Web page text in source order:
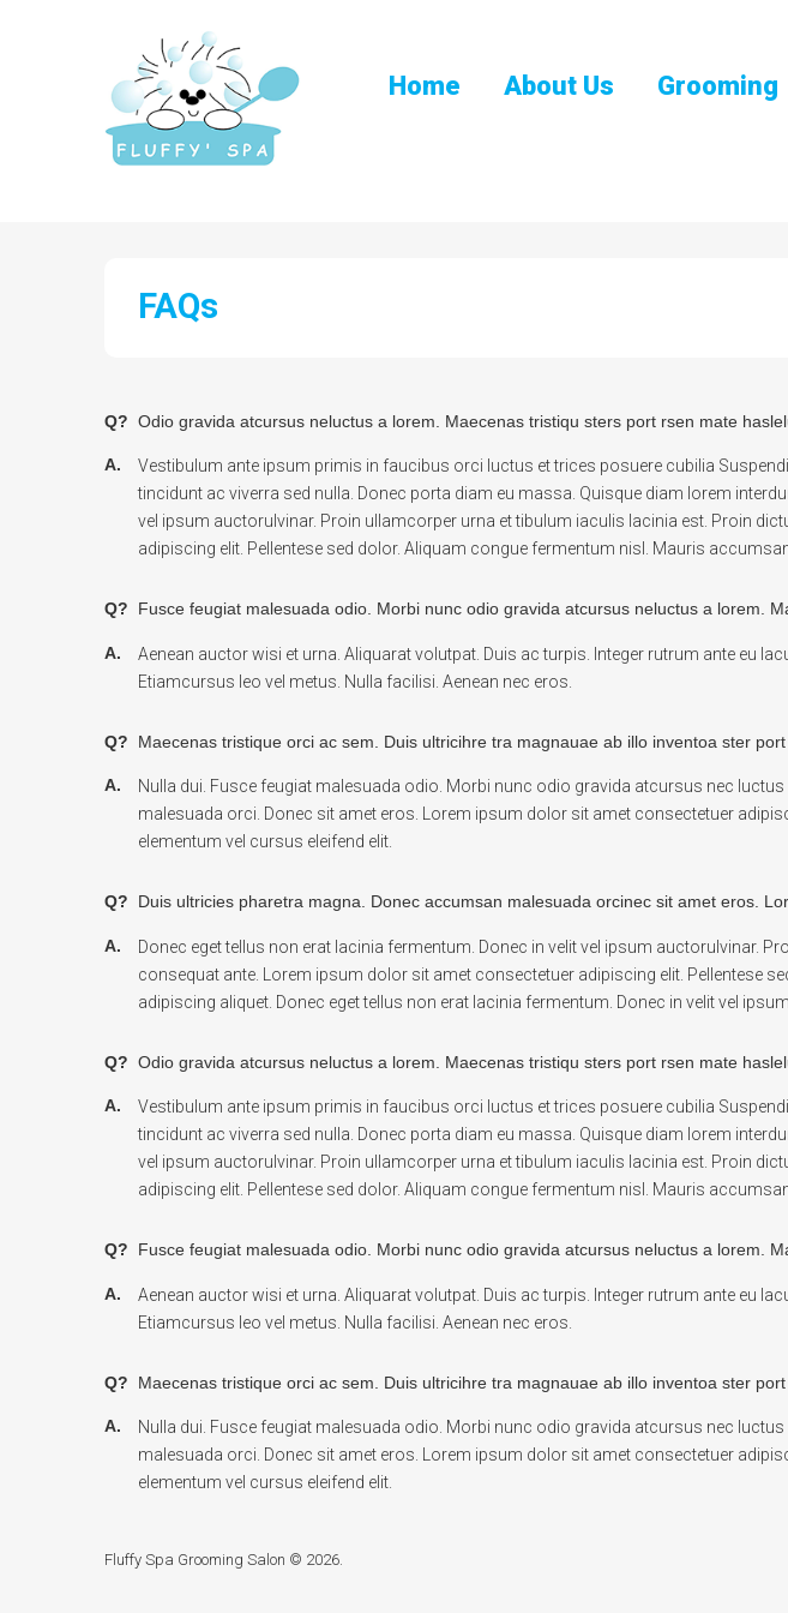
Home About Us Grooming
FAQs
Q? Odio gravida atcursus neluctus a lorem. Maecenas tristiqu sters port rsen mate
A.
Vestibulum ante ipsum primis in faucibus orci luctus et trices posuere cubilia
tincidunt ac viverra sed nulla. Donec porta diam eu massa. Quisque diam lorem
vel ipsum auctorulvinar. Proin ullamcorper urna et tibulum iaculis lacinia est. Proin
adipiscing elit. Pellentese sed dolor. Aliquam congue fermentum nisl. Mauris
Q? Fusce feugiat malesuada odio. Morbi nunc odio gravida atcursus neluctus a lorem.
A.
Aenean auctor wisi et urna. Aliquarat volutpat. Duis ac turpis. Integer rutrum ante eu
Etiamcursus leo vel metus. Nulla facilisi. Aenean nec eros.
Q? Maecenas tristique orci ac sem. Duis ultricihre tra magnauae ab illo inventoa ster
A.
Nulla dui. Fusce feugiat malesuada odio. Morbi nunc odio gravida atcursus nec
malesuada orci. Donec sit amet eros. Lorem ipsum dolor sit amet consectetuer
elementum vel cursus eleifend elit.
Q? Duis ultricies pharetra magna. Donec accumsan malesuada orcinec sit amet eros.
A.
Donec eget tellus non erat lacinia fermentum. Donec in velit vel ipsum auctorulvinar.
consequat ante. Lorem ipsum dolor sit amet consectetuer adipiscing elit. Pellentese
adipiscing aliquet. Donec eget tellus non erat lacinia fermentum. Donec in velit vel
Q? Odio gravida atcursus neluctus a lorem. Maecenas tristiqu sters port rsen mate
A.
Vestibulum ante ipsum primis in faucibus orci luctus et trices posuere cubilia
tincidunt ac viverra sed nulla. Donec porta diam eu massa. Quisque diam lorem
vel ipsum auctorulvinar. Proin ullamcorper urna et tibulum iaculis lacinia est. Proin
adipiscing elit. Pellentese sed dolor. Aliquam congue fermentum nisl. Mauris
Q? Fusce feugiat malesuada odio. Morbi nunc odio gravida atcursus neluctus a lorem.
A.
Aenean auctor wisi et urna. Aliquarat volutpat. Duis ac turpis. Integer rutrum ante eu
Etiamcursus leo vel metus. Nulla facilisi. Aenean nec eros.
Q? Maecenas tristique orci ac sem. Duis ultricihre tra magnauae ab illo inventoa ster
A.
Nulla dui. Fusce feugiat malesuada odio. Morbi nunc odio gravida atcursus nec
malesuada orci. Donec sit amet eros. Lorem ipsum dolor sit amet consectetuer
elementum vel cursus eleifend elit.
Fluffy Spa Grooming Salon © 2026.